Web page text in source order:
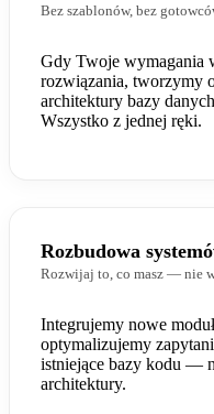
Bez szablonów, bez
Gdy Twoje wymagania
rozwiązania, tworzymy
architektury bazy
Wszystko z jednej ręki.
Rozbudowa
Rozwijaj to, co masz — nie
Integrujemy nowe
optymalizujemy
istniejące bazy kodu —
architektury.